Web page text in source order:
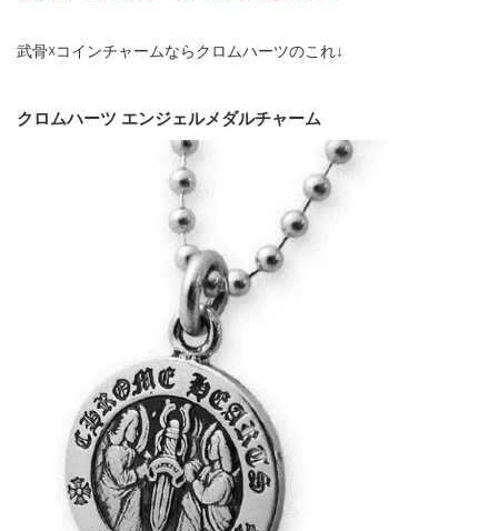
武骨☓コインチャームならクロムハーツのこれ↓
クロムハーツ エンジェルメダルチャーム